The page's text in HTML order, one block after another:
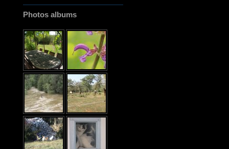
Photos albums